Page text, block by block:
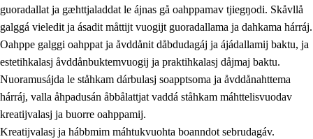
Identitiehtta ja kultuvralasj moattevuohta
1.3 Lájttális ájádallam ja estetihkalasj diedulasjvuohta
Dahkamávvo, berustibme ja diehtemvájnogisvuohta
1.5 Vieledus luonnduj ja birásdiedulasjvuohta
1.6 Demokratijja ja oassálasstem
guoradallat ja gæhttjaladdat le ájnas gå oahppamav tjiegŋodi. Skåvllå
galggá vieledit ja ásadit måttijt vuogijt guoradallama ja dahkama hárráj.
Oahppe galggi oahppat ja åvddånit dåbdudagáj ja ájádallamij baktu, ja
estetihkalasj åvddånbuktemvuogij ja praktihkalasj dåjmaj baktu.
Nuoramusájda le ståhkam dárbulasj soapptsoma ja åvddånahttema
hárráj, valla åhpadusán åbbålattjat vaddá ståhkam máhttelisvuodav
kreatijvalasj ja buorre oahppamij.
Kreatijvalasj ja hábbmim máhtukvuohta boanndot sebrudagáv.